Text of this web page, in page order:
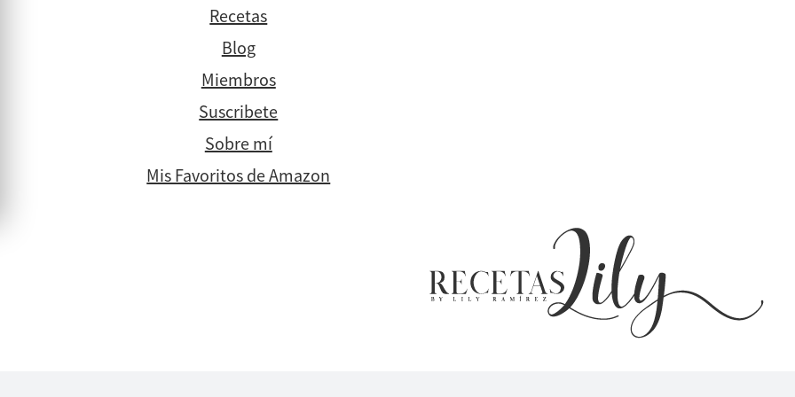
Recetas
Blog
Miembros
Suscribete
Sobre mí
Mis Favoritos de Amazon